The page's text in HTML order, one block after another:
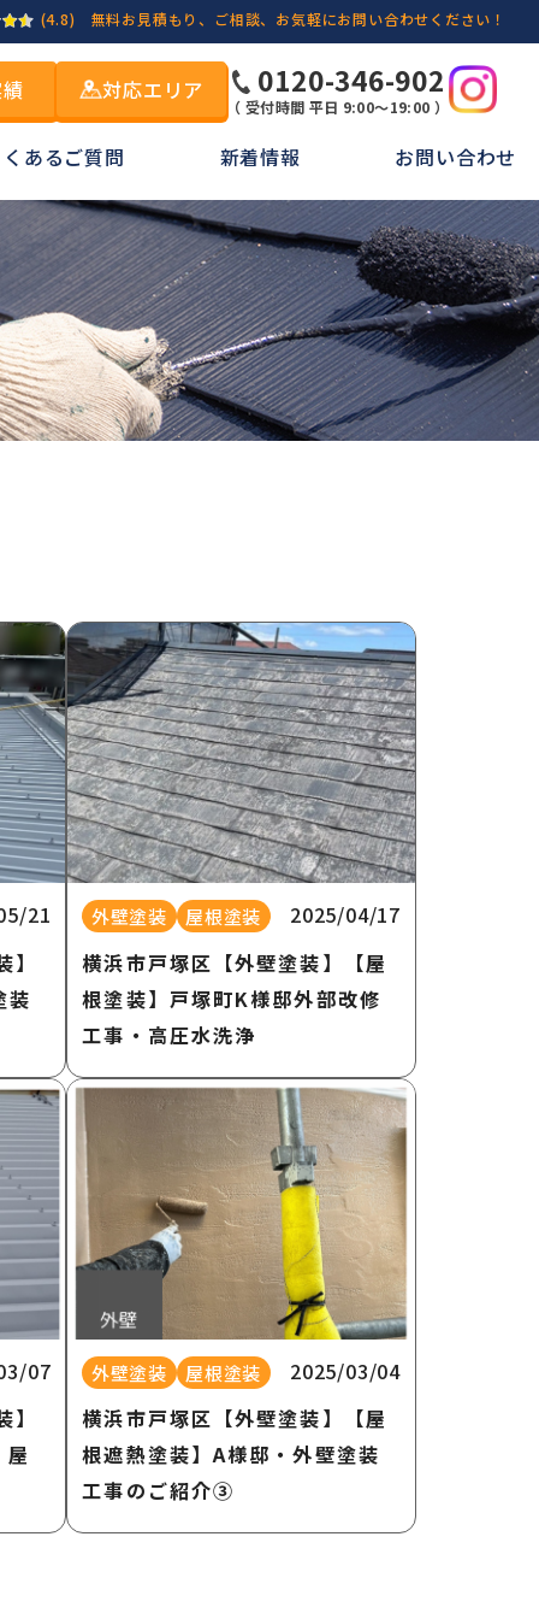
(4.8) 無料お見積もり、ご相談、お気軽にお問い合わせください！
対応エリア 0120-346-902
（ 受付時間 平日 9:00～19:00 ）
あるご質問 新着情報 お問い合わせ
21
装
外壁塗装 屋根塗装
2025/04/17
横浜市戸塚区【外壁塗装】【屋
根塗装】戸塚町K様邸外部改修
工事・高圧水洗浄
07
外壁塗装 屋根塗装
2025/03/04
横浜市戸塚区【外壁塗装】【屋
根遮熱塗装】A様邸・外壁塗装
工事のご紹介③